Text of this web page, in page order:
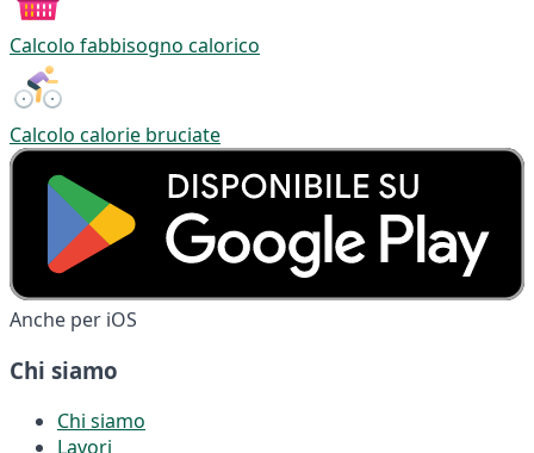
Calcolo fabbisogno calorico
Calcolo calorie bruciate
Anche per iOS
Chi siamo
Chi siamo
Lavori